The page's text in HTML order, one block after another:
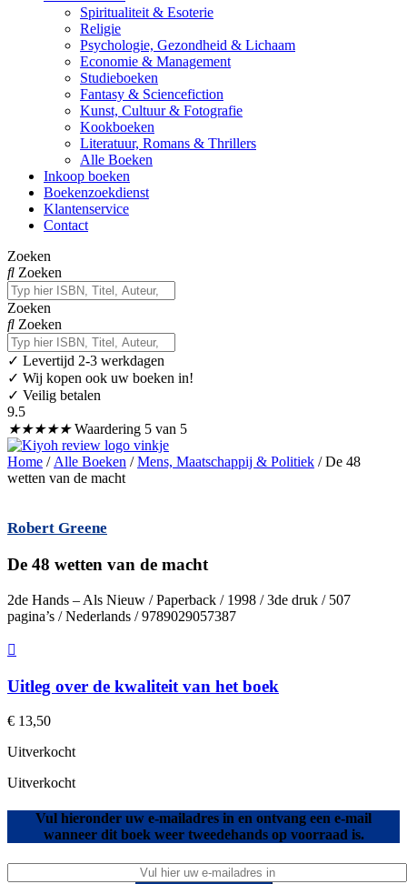
Spiritualiteit & Esoterie
Religie
Psychologie, Gezondheid & Lichaam
Economie & Management
Studieboeken
Fantasy & Sciencefiction
Kunst, Cultuur & Fotografie
Kookboeken
Literatuur, Romans & Thrillers
Alle Boeken
Inkoop boeken
Boekenzoekdienst
Klantenservice
Contact
Zoeken
Zoeken
Zoeken
Zoeken
✓ Levertijd 2-3 werkdagen
✓ Wij kopen ook uw boeken in!
✓ Veilig betalen
9.5
★★★★★ Waardering 5 van 5
Home / Alle Boeken /Mens, Maatschappij & Politiek / De 48
wetten van de macht
Robert Greene
De 48 wetten van de macht
2de Hands – Als Nieuw / Paperback / 1998 / 3de druk / 507
pagina’s / Nederlands / 9789029057387
Uitleg over de kwaliteit van het boek
€ 13,50
Uitverkocht
Uitverkocht
Vul hieronder uw e-mailadres in en ontvang een e-mail
wanneer dit boek weer tweedehands op voorraad is.